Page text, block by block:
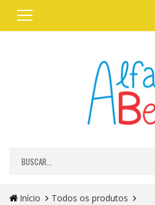
Início
Todos os produtos